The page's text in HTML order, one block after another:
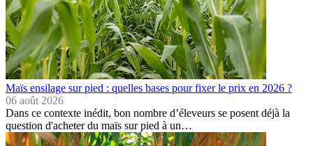
Maïs ensilage sur pied : quelles bases pour fixer le prix en 2026 ?
06 août 2026
Dans ce contexte inédit, bon nombre d’éleveurs se posent déjà la
question d'acheter du maïs sur pied à un…